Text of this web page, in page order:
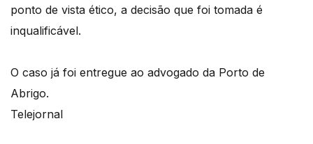
ponto de vista ético, a decisão que foi tomada é
inqualificável.
O caso já foi entregue ao advogado da Porto de
Abrigo.
Telejornal